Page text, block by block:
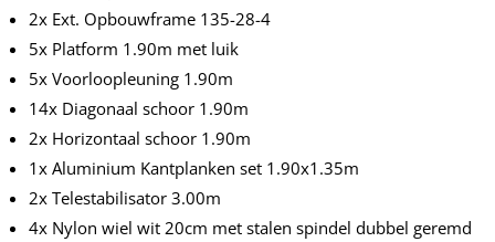
2x Ext. Opbouwframe 135-28-4
5x Platform 1.90m met luik
5x Voorloopleuning 1.90m
14x Diagonaal schoor 1.90m
2x Horizontaal schoor 1.90m
1x Aluminium Kantplanken set 1.90x1.35m
2x Telestabilisator 3.00m
4x Nylon wiel wit 20cm met stalen spindel dubbel geremd